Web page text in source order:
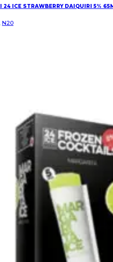
ICE STRAWBERRY DAIQUIRI 5%
, N20